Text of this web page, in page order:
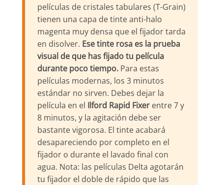
películas de cristales tabulares (T-Grain)
tienen una capa de tinte anti-halo
magenta muy densa que el fijador tarda
en disolver. Ese tinte rosa es la prueba
visual de que has fijado tu película
durante poco tiempo. Para estas
películas modernas, los 3 minutos
estándar no sirven. Debes dejar la
película en el Ilford Rapid Fixer entre 7 y
8 minutos, y la agitación debe ser
bastante vigorosa. El tinte acabará
desapareciendo por completo en el
fijador o durante el lavado final con
agua. Nota: las películas Delta agotarán
tu fijador el doble de rápido que las